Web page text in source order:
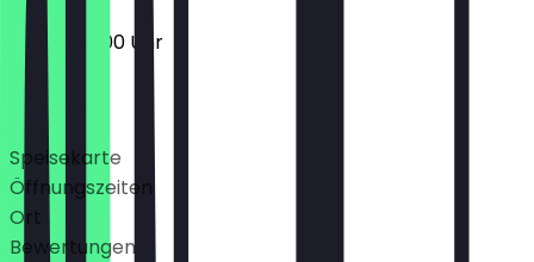
15:00 - 03:00 Uhr
Deals
Speisekarte
Öffnungszeiten
Ort
Bewertungen